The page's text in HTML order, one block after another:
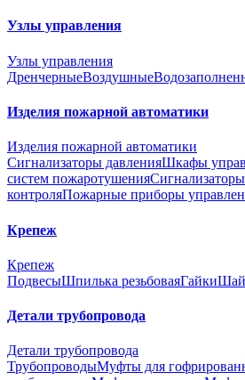
Узлы управления
Узлы управления
ДренчерныеВоздушные
Изделия пожарной автоматики
Изделия пожарной автоматики
Сигнализаторы давленияШкафы
систем пожаротушения
контроляПожарные приборы
Крепеж
Крепеж
ПодвесыШпилька резьбоваяГайки
Детали трубопровода
Детали трубопровода
ТрубопроводыМуфты для